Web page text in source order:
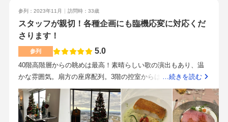
美容院、とすでにホテルに併設されているのでゲストの準備も
同じ建物内で全て揃う。ホテル自体は綺麗だが、もともとホテ
ルの客室だった階が式場に改装されているので、花嫁の支度用
の部屋やトイレにホテルの名残を感じる。これを老舗のブラン
ドととるか古いととるかはぜひ会場を実際に見学してみて欲し
いと思う。ホテルウェディングを考えているわけではなかった
ので、初めからホテルウェディング希望の人が何を期待してホ
テルに見学に来るのかは分からないが、立地もよくスタッフの
対応とホテルクオリティという感じ。プリンスホテルであげた
いという強い希望があるわけではない！という人は、実際にチ
で、ホワイトに惹かれました。窓はなく、ザ ホテルな感じで
すが、とてもよかったです。想定通りの見積もりでした！！
色々ワガママいってこの値段なら、もう安いくらい！と思いま
した。ここから跳ね上がっても納得行くくらい丁寧な見積もり
を出してくださいました。特典は何百万と変わることはないの
ですが、逆に現実的でありがたかったです。安心して見ること
が出来ました。コスパはかなり良いと思います。こちらの要望
も可能な限り対応してくださり、しれっと変なオプションをつ
けたり、高価なものを押し売りしたりは全くありませんでし
た。好感度がぐっと上がったポイントです。これが三ツ星ホテ
うな雰囲気でした。挙式会場同様に窓から景色が見えて綺麗で
した。駅から歩いてすぐで、道順もわかりやすかったです。新
幹線の停車駅でもあるので、遠方からのゲストがいる方はとて
も良いと思いました。料理、ドリンクの提供もスムーズでし
た。高齢者のゲストの方に丁寧に声をかけていたので、好印象
でした。ホテルウエディングということで、高層階のチャペル
や披露宴会場からの景色がすごく見応えがありました！
参列：2023年11月 訪問時：33歳
スタッフが親切！各種企画にも臨機応変に対応くだ
さります！
参列 5.0
40階高階層からの眺めは最高！素晴らしい歌の演出もあり、温
かな雰囲気。扇方の座席配列。3階の控室からは、エレベーター
使用。広々として、スクリーンも見やすい。シンプル。ウェル
カムコーナーが広く、見学しやすい。3階。祝宴のプレリュー
ド、カリフラワーのフランマンジェ帆立貝のエクラゼとコンソ
…続きを読む